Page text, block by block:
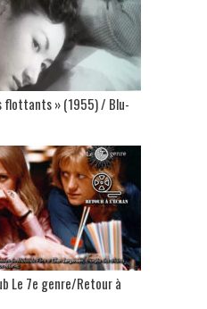
flottants » (1955) / Blu-
Le 7e genre/Retour à